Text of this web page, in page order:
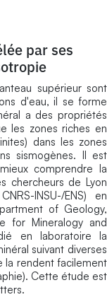
par ses
supérieur sont
d'eau, il se forme
a des propriétés
les zones riches en
dans les zones
sismogènes. Il est
comprendre la
chercheurs de Lyon
INSU-/ENS) en
of Geology,
for Mineralogy and
en laboratoire la
suivant diverses
la rendent facilement
Cette étude est